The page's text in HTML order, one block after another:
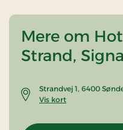
Mere om
Strand,
Strandvej 1, 6400
Vis kort